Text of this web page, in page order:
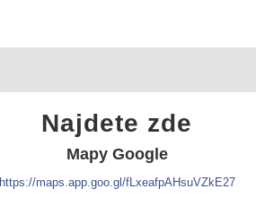
Najdete zde
Mapy Google
https://maps.app.goo.gl/fLxeafpAHsuVZkE27